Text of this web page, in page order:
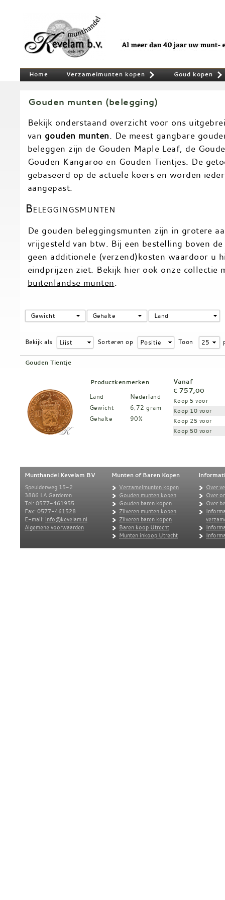
Home Verzamelmunten kopen Goud kopen
Gouden munten (belegging)
Bekijk onderstaand overzicht voor ons
van gouden munten. De meest gangbare
beleggen zijn de Gouden Maple Leaf, de
Gouden Kangaroo en Gouden Tientjes. De
gebaseerd op de actuele koers en worden
aangepast.
Beleggingsmunten
De gouden beleggingsmunten zijn in grotere
vrijgesteld van btw. Bij een bestelling boven
geen additionele (verzend)kosten waardoor u
eindprijzen ziet. Bekijk hier ook onze collectie
buitenlandse munten.
Gewicht Gehalte Land
Bekijk als Lijst Sorteren op Positie Toon 25
Gouden Tientje
Productkenmerken
Land
Nederland
Gewicht
6,72 gram
Gehalte
90%
Vanaf
€ 757,00
Koop 5 voor
Koop 10 voor
Koop 25 voor
Koop 50 voor
Munthandel Kevelam BV
Speulderweg 15-2
3886 LA Garderen
Tel: 0577-461955
Fax: 0577-461528
E-mail: info@kevelam.nl
Algemene voorwaarden
Munten of Baren Kopen
Verzamelmunten kopen
Gouden munten kopen
Gouden baren kopen
Zilveren munten kopen
Zilveren baren kopen
Baren koop Utrecht
Munten inkoop Utrecht
Over
Over
Over